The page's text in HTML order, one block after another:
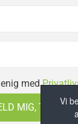
Vi
med
MIG, TAK!